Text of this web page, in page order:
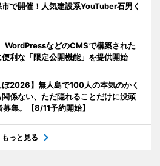
で開催！人気建設系YouTuber石男く
WordPressなどのCMSで構築された
利な「限定公開機能」を提供開始
ぼ2026】無人島で100人の本気のかく
係ない、ただ隠れることだけに没頭
集。【8/11予約開始】
もっと見る